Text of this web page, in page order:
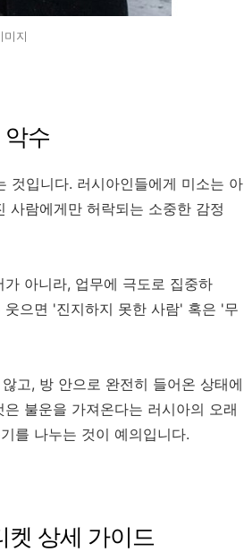
지
수
것입니다. 러시아인들에게 미소는 아
사람에게만 허락되는 소중한 감정
아니라, 업무에 극도로 집중하
으면 '진지하지 못한 사람' 혹은 '무
고, 방 안으로 완전히 들어온 상태에
불운을 가져온다는 러시아의 오래
를 나누는 것이 예의입니다.
켓 상세 가이드